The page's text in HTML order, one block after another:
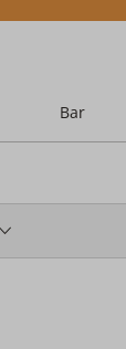
Bar